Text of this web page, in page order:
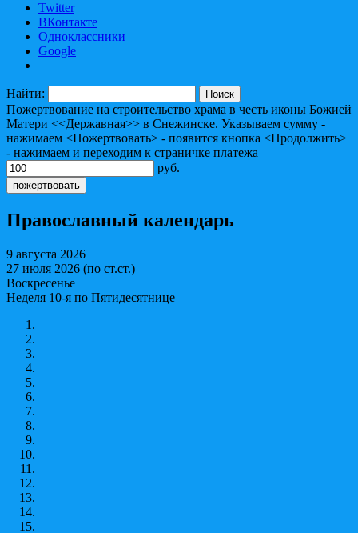
Twitter
ВКонтакте
Одноклассники
Google
Найти:
Пожертвование на строительство храма в честь иконы Божией
Матери <<Державная>> в Снежинске. Указываем сумму -
нажимаем <Пожертвовать> - появится кнопка <Продолжить>
- нажимаем и переходим к страничке платежа
руб.
Православный календарь
9 августа 2026
27 июля 2026 (по ст.ст.)
Воскресенье
Неделя 10-я по Пятидесятнице